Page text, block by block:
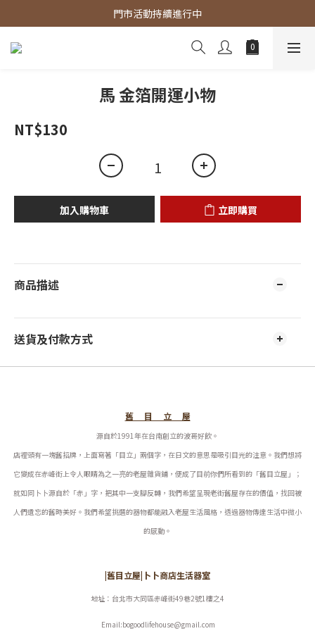
官網商品 全館滿3000 免運費
門市活動持續進行中
官網商品 全館滿3000 免運費
馬 金箔開運小物
NT$130
加入購物車 立即購買
商品描述
送貨及付款方式
舊 目 立 屋
源自於1991年在台南創立的波哥好飲。
店裡頭有一塊舊招牌，上面寫著「目立」兩個字，在日文的意思是吸引目光的注意。我們想將
它變成在赤峰街上令人眼睛為之一亮的老屋雜貨鋪，便成了目前你們所看到的「舊目立屋」；
就如同卜卜源自於「赤」字，把其中一支腳反轉，我們希望呈現老街舊屋存在的價值，找回被
人們遺忘的舊時美好。 我們希望挑選的器物都能融入老屋生活風格，透過器物傳達生活中微小
的感動。
|舊目立屋|卜卜商店生活器室
地址：台北市大同區赤峰街49巷2號1樓之4
Email:bogoodlifehouse@gmail.com